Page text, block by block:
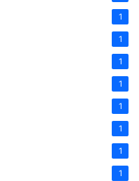
1
1
1
1
1
1
1
1